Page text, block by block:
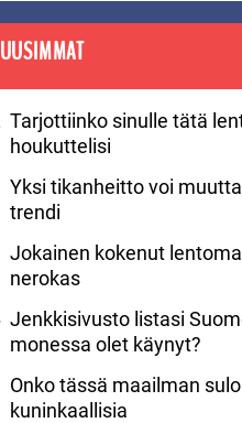
UUSIMMAT
Tarjottiinko sinulle tätä
houkuttelisi
Yksi tikanheitto voi
trendi
Jokainen kokenut
nerokas
Jenkkisivusto listasi
monessa olet käynyt?
Onko tässä maailman
kuninkaallisia